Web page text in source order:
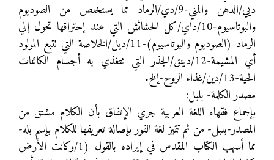
ديي/الدهن والمني-9/دي/الرماد مما يستخلص من الصوديوم
والبوتاسيوم-10/داي/كل الحشائش التي عند إحتراقها تحول إلي
الرماد (الصوديوم والبوتاسيوم)-11/ديل/الخلاصة التي تتبع المولود
أي المشيمة-12/دينق/الجذر التي تتغذي به أجسام الكائنات
الحية-13/دين/غذاء الروح-إلخ.
مصدر الكلمة- بلبل:
بإجماع فقهاء اللغة العربية جري الإتفاق بأن الكلام مشتق من
المصدر-بلبل- من ثم تتميز لغة الفور بإصالة تعريفها للكلام بإسم بله-
مما أسهب الكتاب المقدس في إيراده بالقول (1/وكانت الأرض